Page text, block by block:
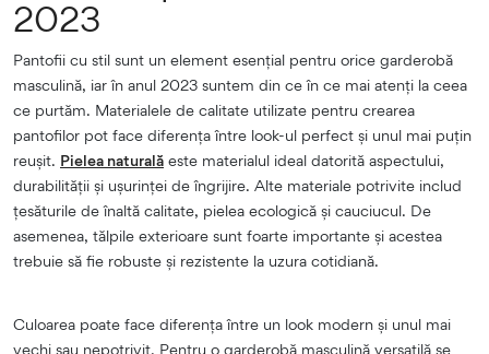
2023
Pantofii cu stil sunt un element esențial pentru orice garderobă
masculină, iar în anul 2023 suntem din ce în ce mai atenți la ceea
ce purtăm. Materialele de calitate utilizate pentru crearea
pantofilor pot face diferența între look-ul perfect și unul mai puțin
reușit. Pielea naturală este materialul ideal datorită aspectului,
durabilității și ușurinței de îngrijire. Alte materiale potrivite includ
țesăturile de înaltă calitate, pielea ecologică și cauciucul. De
asemenea, tălpile exterioare sunt foarte importante și acestea
trebuie să fie robuste și rezistente la uzura cotidiană.
Culoarea poate face diferența între un look modern și unul mai
vechi sau nepotrivit. Pentru o garderobă masculină versatilă se